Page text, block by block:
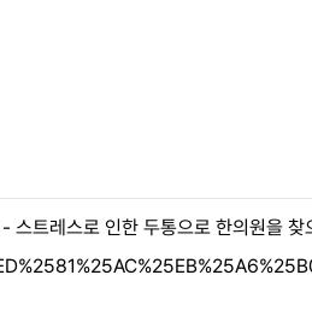
스트레스로 인한 두통으로 한의원을 찾